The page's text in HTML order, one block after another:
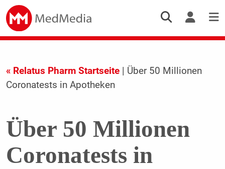
« Relatus Pharm Startseite| Über 50 Millionen
Coronatests in Apotheken
Über 50 Millionen
Coronatests in